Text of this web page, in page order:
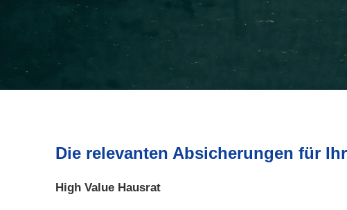
Die relevanten Absicherungen für
High Value Hausrat